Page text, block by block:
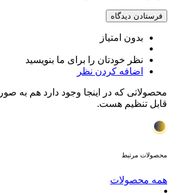
بدون امتیاز
نظر خودتان را برای ما بنویسید
اضافه کردن نظر
محصولاتی که در اینجا وجود دارد هم به
قابل تنظیم هست.
محصولات مرتبط
همه محصولات